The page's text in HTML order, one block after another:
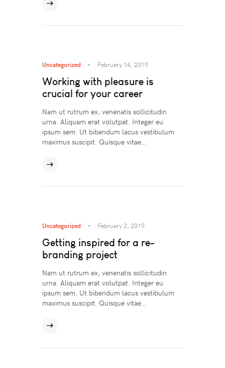
Uncategorized February 14, 2019
Working with pleasure is
crucial for your career
Nam ut rutrum ex, venenatis sollicitudin
urna. Aliquam erat volutpat. Integer eu
ipsum sem. Ut bibendum lacus vestibulum
maximus suscipit. Quisque vitae…
Uncategorized February 2, 2019
Getting inspired for a re-
branding project
Nam ut rutrum ex, venenatis sollicitudin
urna. Aliquam erat volutpat. Integer eu
ipsum sem. Ut bibendum lacus vestibulum
maximus suscipit. Quisque vitae…